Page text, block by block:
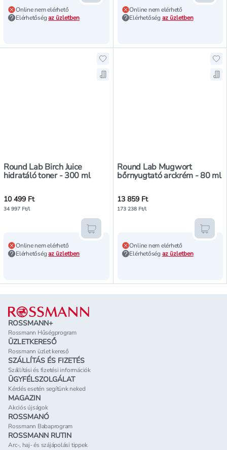
Online nem elérhető
Elérhetőségaz üzletben
Online nem elérhető
Elérhetőség az üzletben
Round Lab Birch Juice
hidratáló toner - 300 ml
Hozzáadás a kedvencekhez,
Mentés a bevásárló listára,
10 499 Ft
34 997 Ft/l
Online nem elérhető
Elérhetőségaz üzletben
Kosárba teszem
Round Lab Mugwort
bőrnyugtató arckrém - 80 ml
13 859 Ft
173 238 Ft/l
Online nem elérhető
Elérhetőség az üzletben
Lábléc
ROSSMANN+
Rossmann Hűségprogram
ÜZLETKERESŐ
Rossmann üzlet kereső
SZÁLLÍTÁS ÉS FIZETÉS
Szállítási és fizetési információk
ÜGYFÉLSZOLGÁLAT
Kérdés esetén segítünk neked
MAGAZIN
Akciós újságok
ROSSMANÓ
Rossmann Babaprogram
ROSSMANN RUTIN
Arc-, haj- és szájápolási tippek